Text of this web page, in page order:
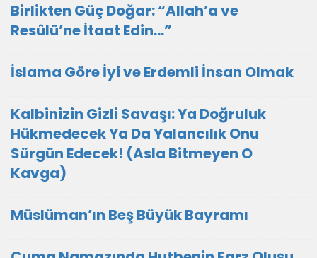
Birlikten Güç Doğar: “Allah’a ve
Resûlü’ne İtaat Edin…”
İslama Göre İyi ve Erdemli İnsan Olmak
Kalbinizin Gizli Savaşı: Ya Doğruluk
Hükmedecek Ya Da Yalancılık Onu
Sürgün Edecek! (Asla Bitmeyen O
Kavga)
Müslüman’ın Beş Büyük Bayramı